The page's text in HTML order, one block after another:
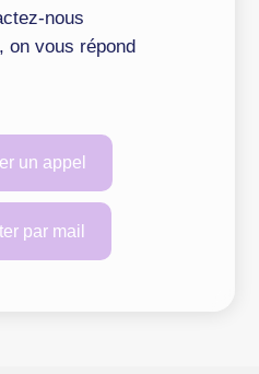
nous
on vous répond
un appel
par mail